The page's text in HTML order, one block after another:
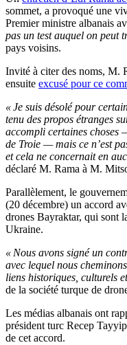
sommet, a provoqué une
Premier ministre albanais
pas un test auquel on peut
pays voisins.
Invité à citer des noms, M.
ensuite excusé pour ce
« Je suis désolé pour
tenu des propos étranges
accompli certaines choses
de Troie — mais ce n’est
et cela ne concernait en
déclaré M. Rama à M.
Parallèlement, le
(20 décembre) un accord
drones Bayraktar, qui sont
Ukraine.
« Nous avons signé un
avec lequel nous
liens historiques, culturels
de la société turque de
Les médias albanais ont
président turc Recep
de cet accord.